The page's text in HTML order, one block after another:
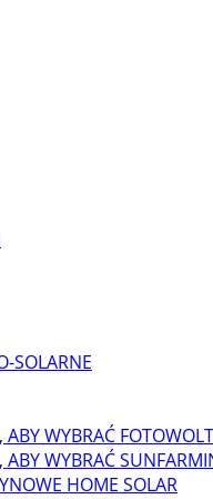
SOLARNE
WYBRAĆ
WYBRAĆ
HOME SOLAR